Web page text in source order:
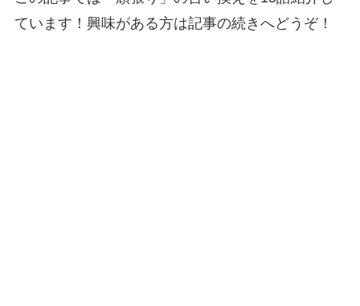
ています！興味がある方は記事の続きへどうぞ！